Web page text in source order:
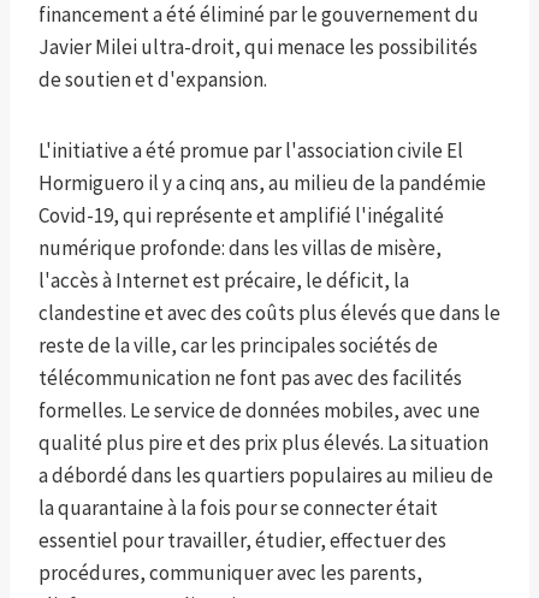
financement a été éliminé par le gouvernement du
Javier Milei ultra-droit, qui menace les possibilités
de soutien et d'expansion.
L'initiative a été promue par l'association civile El
Hormiguero il y a cinq ans, au milieu de la pandémie
Covid-19, qui représente et amplifié l'inégalité
numérique profonde: dans les villas de misère,
l'accès à Internet est précaire, le déficit, la
clandestine et avec des coûts plus élevés que dans le
reste de la ville, car les principales sociétés de
télécommunication ne font pas avec des facilités
formelles. Le service de données mobiles, avec une
qualité plus pire et des prix plus élevés. La situation
a débordé dans les quartiers populaires au milieu de
la quarantaine à la fois pour se connecter était
essentiel pour travailler, étudier, effectuer des
procédures, communiquer avec les parents,